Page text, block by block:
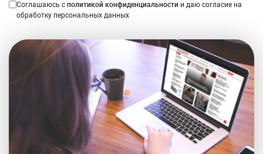
Соглашаюсь с политикой конфиденциальности и даю согласие на
обработку персональных данных